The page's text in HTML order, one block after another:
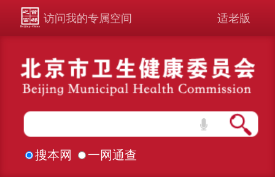
访问我的专属空间 适老版
搜本网 一网通查